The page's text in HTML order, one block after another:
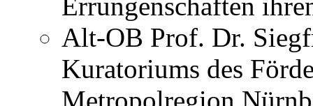
Alt-OB Prof. Dr.
Kuratoriums des
Metropolregion